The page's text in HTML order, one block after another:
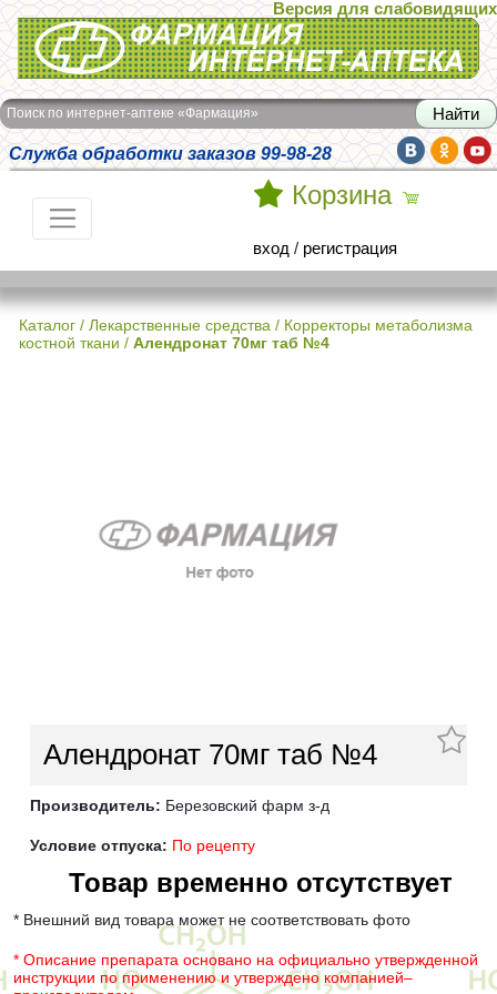
Интернет-аптека Фармация
Версия для слабовидящих
Поиск по интернет-аптеке «Фармация»
Служба обработки заказов 99-98-28
Корзина
вход / регистрация
Каталог / Лекарственные средства / Корректоры метаболизма
костной ткани / Алендронат 70мг таб №4
Алендронат 70мг таб №4
Производитель: Березовский фарм з-д
Условие отпуска: По рецепту
Товар временно отсутствует
* Внешний вид товара может не соответствовать фото
* Описание препарата основано на официально утвержденной
инструкции по применению и утверждено компанией–